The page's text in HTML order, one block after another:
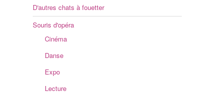
D'autres chats à fouetter
Souris d'opéra
Cinéma
Danse
Expo
Lecture